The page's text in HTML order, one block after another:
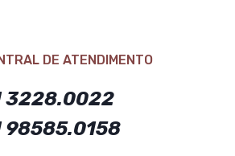
DE ATENDIMENTO
3228.0022
98585.0158